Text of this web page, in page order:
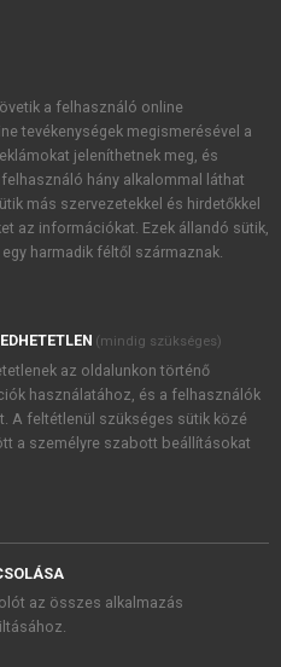
akcióiról.
Kiadó Zrt. újdonságairól,
foglaltakat tudomásul
, valamint a szotar.netés a
foglaltakat
a felhasználó online
tevékenységek megismerésével a
jeleníthetnek meg, és
hány alkalommal láthat
más szervezetekkel és hirdetőkkel
az információkat. Ezek állandó sütik,
harmadik féltől származnak.
(mindig szükséges)
az oldalunkon történő
használatához, és a felhasználók
A feltétlenül szükséges sütik közé
a személyre szabott beállításokat
az összes alkalmazás